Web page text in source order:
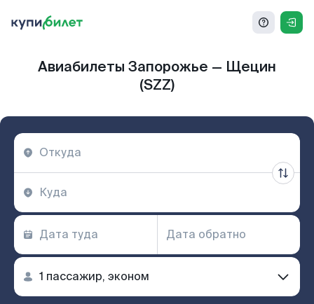
Авиабилеты Запорожье — Щецин
(SZZ)